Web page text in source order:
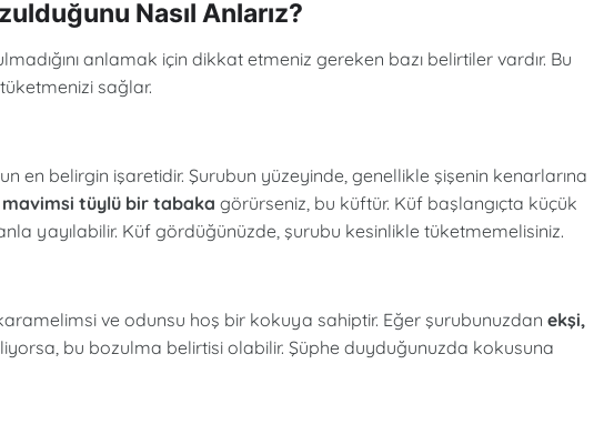
Nasıl Anlarız?
anlamak için dikkat etmeniz gereken bazı belirtiler vardır. Bu
sağlar.
en belirgin işaretidir. Şurubun yüzeyinde, genellikle şişenin kenarlarına
tüylü bir tabaka görürseniz, bu küftür. Küf başlangıçta küçük
yayılabilir. Küf gördüğünüzde, şurubu kesinlikle tüketmemelisiniz.
ve odunsu hoş bir kokuya sahiptir. Eğer şurubunuzdan ekşi,
bu bozulma belirtisi olabilir. Şüphe duyduğunuzda kokusuna